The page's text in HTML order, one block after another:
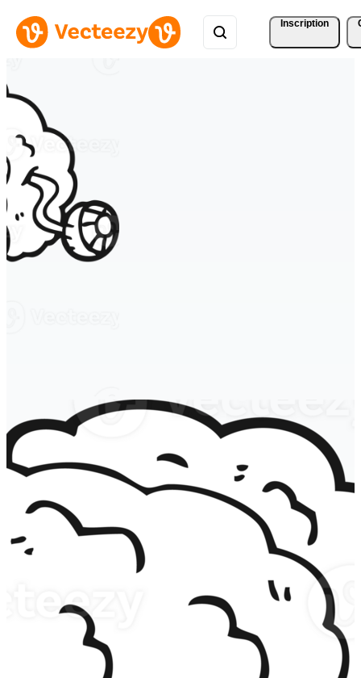
Inscription